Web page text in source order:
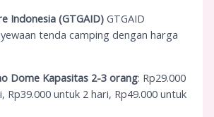
Indonesia (GTGAID) GTGAID
tenda camping dengan harga
Dome Kapasitas 2-3 orang: Rp29.000
Rp39.000 untuk 2 hari, Rp49.000 untuk